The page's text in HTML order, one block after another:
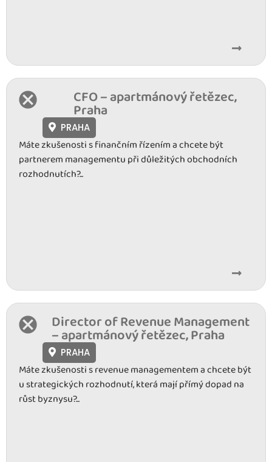
CFO – apartmánový řetězec,
Praha
PRAHA
Máte zkušenosti s finančním řízením a chcete být
partnerem managementu při důležitých obchodních
rozhodnutích?...
Director of Revenue Management
– apartmánový řetězec, Praha
PRAHA
Máte zkušenosti s revenue managementem a chcete být
u strategických rozhodnutí, která mají přímý dopad na
růst byznysu?...